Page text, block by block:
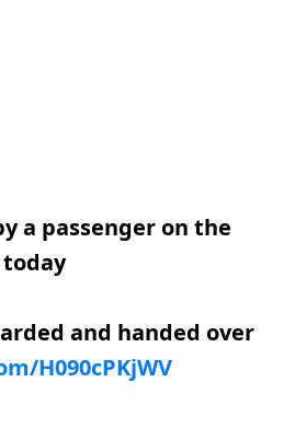
a passenger on the
and handed over
H090cPKjWV